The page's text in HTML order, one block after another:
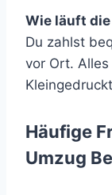
Wie läuft
Du zahlst
vor Ort.
Häufige
Umzug